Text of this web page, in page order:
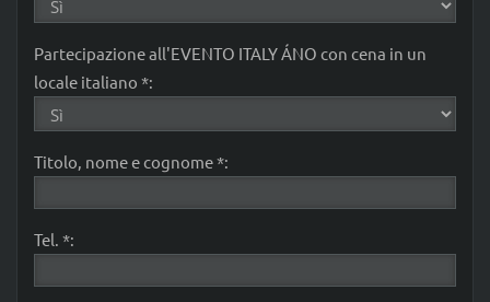
Partecipazione all'EVENTO ITALY ÁNO con cena in un
locale italiano *:
Titolo, nome e cognome *:
Tel. *: